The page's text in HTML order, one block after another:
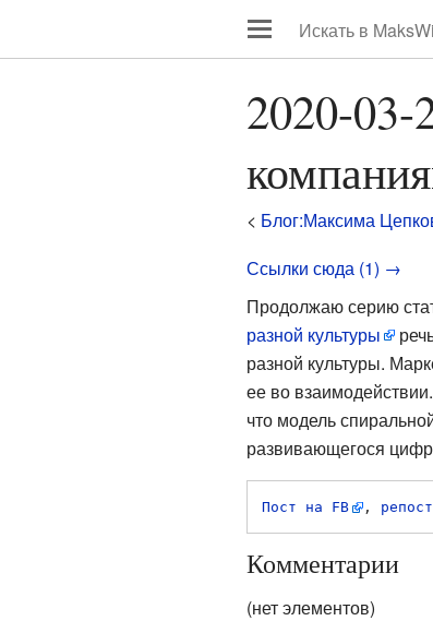
2020-
< Блог:Максима
Ссылки сюда (1) →
Продолжаю серию
разной культуры
разной культуры.
ее во
что модель
развивающегося
Пост на FB ,
Комментарии
(нет элементов)